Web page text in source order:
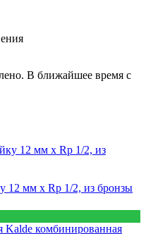
В ближайшее время с
12 мм х Rp 1/2, из бронзы